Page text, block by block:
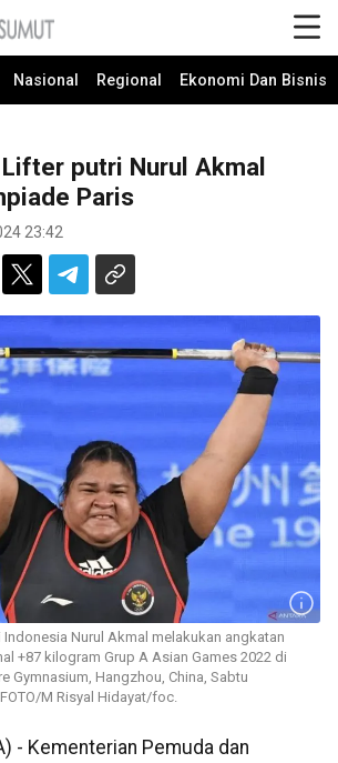
Nasional Regional Ekonomi Dan Bisnis
putri Nurul Akmal
Paris
23:42
Nurul Akmal melakukan angkatan
+87 kilogram Grup A Asian Games 2022 di
Gymnasium, Hangzhou, China, Sabtu
M Risyal Hidayat/foc.
- Kementerian Pemuda dan